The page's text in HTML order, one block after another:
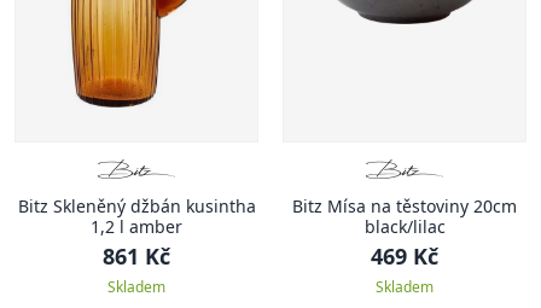
Bitz Skleněný džbán kusintha
1,2 l amber
861 Kč
Skladem
Bitz Mísa na těstoviny 20cm
black/lilac
469 Kč
Skladem